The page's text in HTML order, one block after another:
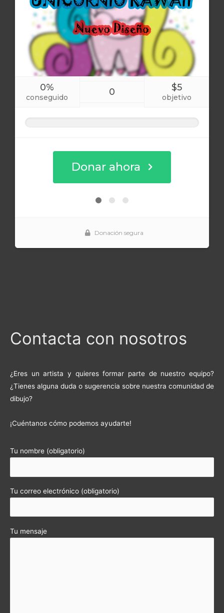
Contacta con nosotros
¿Eres un artista y quieres formar parte de nuestro equipo?
¿Tienes alguna duda o sugerencia sobre nuestra comunidad de
dibujo?
¡Cuéntanos cómo podemos ayudarte!
Tu nombre (obligatorio)
Tu correo electrónico (obligatorio)
Tu mensaje